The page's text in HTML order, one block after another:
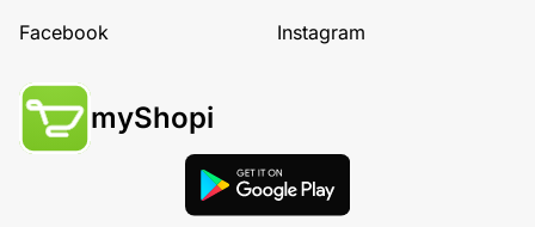
Facebook
Instagram
myShopi